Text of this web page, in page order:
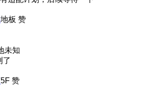
地板 赞
未知
了
5F 赞